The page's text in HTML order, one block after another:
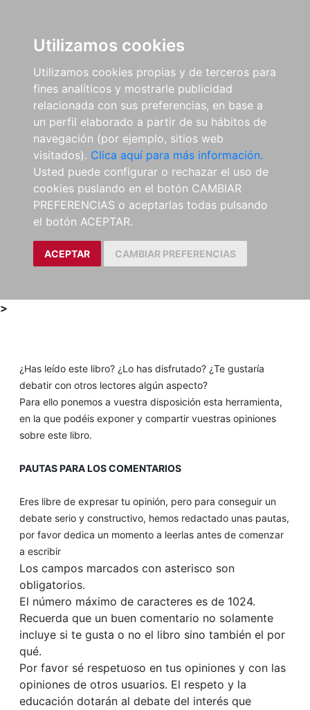
Utilizamos cookies
Utilizamos cookies propias y de terceros para
fines analíticos y mostrarle publicidad
relacionada con sus preferencias, en base a
un perfil elaborado a partir de su hábitos de
navegación (por ejemplo, sitios web
visitados). Clica aquí para más información.
Usted puede configurar o rechazar el uso de
cookies puslando en el botón CAMBIAR
PREFERENCIAS o aceptarlas todas pulsando
el botón ACEPTAR.
ACEPTAR CAMBIAR PREFERENCIAS
>
¿Has leído este libro? ¿Lo has disfrutado? ¿Te gustaría
debatir con otros lectores algún aspecto?
Para ello ponemos a vuestra disposición esta herramienta,
en la que podéis exponer y compartir vuestras opiniones
sobre este libro.
PAUTAS PARA LOS COMENTARIOS
Eres libre de expresar tu opinión, pero para conseguir un
debate serio y constructivo, hemos redactado unas pautas,
por favor dedica un momento a leerlas antes de comenzar
a escribir
Los campos marcados con asterisco son
obligatorios.
El número máximo de caracteres es de 1024.
Recuerda que un buen comentario no solamente
incluye si te gusta o no el libro sino también el por
qué.
Por favor sé respetuoso en tus opiniones y con las
opiniones de otros usuarios. El respeto y la
educación dotarán al debate del interés que